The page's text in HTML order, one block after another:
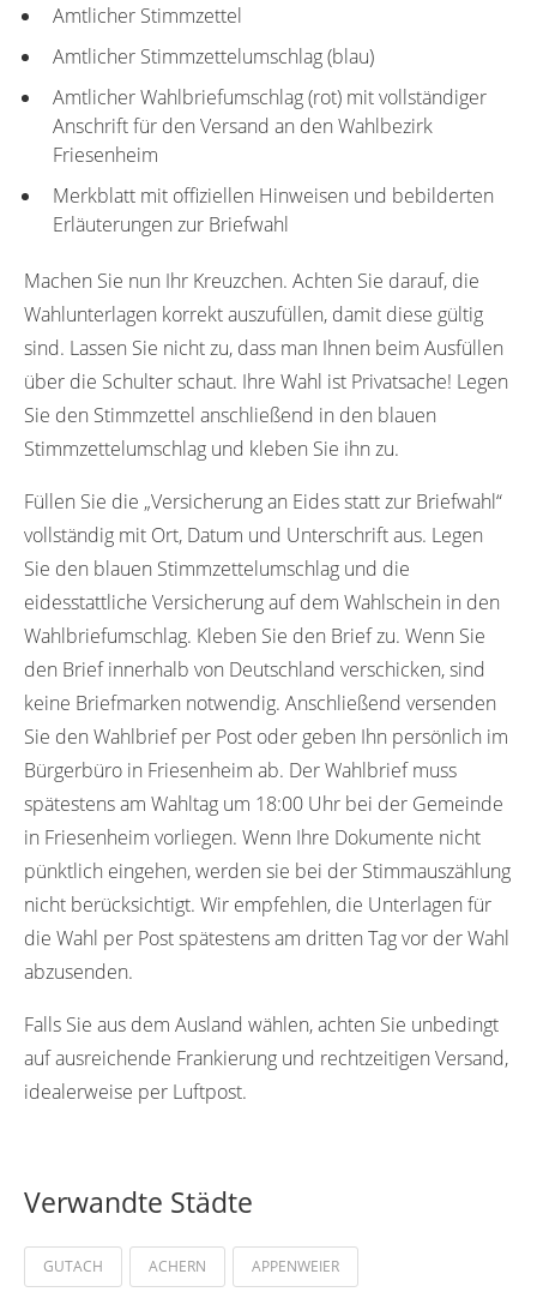
Amtlicher Stimmzettel
Amtlicher Stimmzettelumschlag (blau)
Amtlicher Wahlbriefumschlag (rot) mit vollständiger
Anschrift für den Versand an den Wahlbezirk
Friesenheim
Merkblatt mit offiziellen Hinweisen und bebilderten
Erläuterungen zur Briefwahl
Machen Sie nun Ihr Kreuzchen. Achten Sie darauf, die
Wahlunterlagen korrekt auszufüllen, damit diese gültig
sind. Lassen Sie nicht zu, dass man Ihnen beim Ausfüllen
über die Schulter schaut. Ihre Wahl ist Privatsache! Legen
Sie den Stimmzettel anschließend in den blauen
Stimmzettelumschlag und kleben Sie ihn zu.
Füllen Sie die „Versicherung an Eides statt zur Briefwahl“
vollständig mit Ort, Datum und Unterschrift aus. Legen
Sie den blauen Stimmzettelumschlag und die
eidesstattliche Versicherung auf dem Wahlschein in den
Wahlbriefumschlag. Kleben Sie den Brief zu. Wenn Sie
den Brief innerhalb von Deutschland verschicken, sind
keine Briefmarken notwendig. Anschließend versenden
Sie den Wahlbrief per Post oder geben Ihn persönlich im
Bürgerbüro in Friesenheim ab. Der Wahlbrief muss
spätestens am Wahltag um 18:00 Uhr bei der Gemeinde
in Friesenheim vorliegen. Wenn Ihre Dokumente nicht
pünktlich eingehen, werden sie bei der Stimmauszählung
nicht berücksichtigt. Wir empfehlen, die Unterlagen für
die Wahl per Post spätestens am dritten Tag vor der Wahl
abzusenden.
Falls Sie aus dem Ausland wählen, achten Sie unbedingt
auf ausreichende Frankierung und rechtzeitigen Versand,
idealerweise per Luftpost.
Verwandte Städte
GUTACH ACHERN APPENWEIER